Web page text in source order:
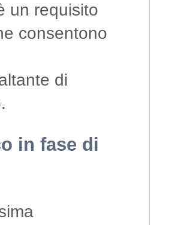
un requisito
consentono
di
in fase di